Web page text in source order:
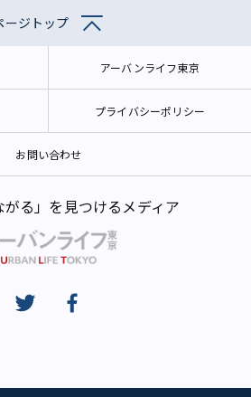
ージトップ
アーバンライフ東京
プライバシーポリシー
お問い合わせ
る」を見つけるメディア